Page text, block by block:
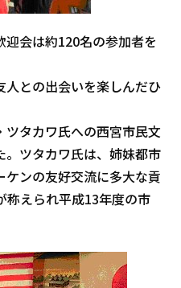
会は約120名の参加者を
との出会いを楽しんだひ
タカワ氏への西宮市民文
ツタカワ氏は、姉妹都市
ンの友好交流に多大な貢
称えられ平成13年度の市